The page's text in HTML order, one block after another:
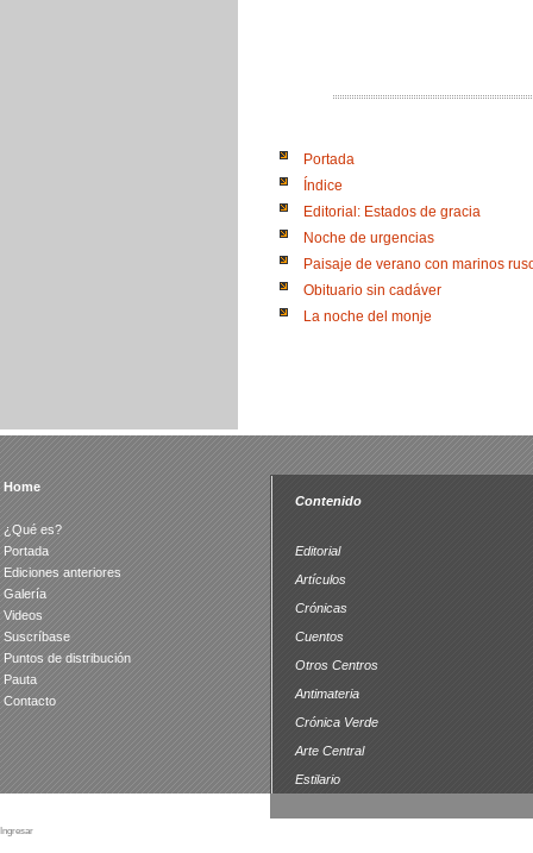
Portada
Índice
Editorial: Estados de gracia
Noche de urgencias
Paisaje de verano con marinos
Obituario sin cadáver
La noche del monje
Home
¿Qué es?
Portada
Ediciones anteriores
Galería
Videos
Suscríbase
Puntos de distribución
Pauta
Contacto
Contenido
Editorial
Artículos
Crónicas
Cuentos
Otros Centros
Antimateria
Crónica Verde
Arte Central
Estilario
Ingresar